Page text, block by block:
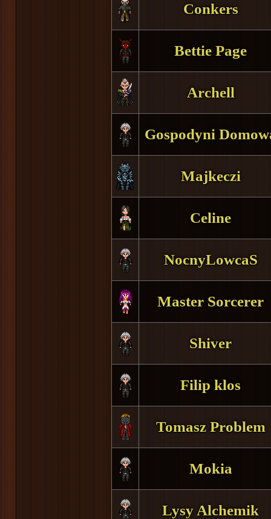
Conkers
Bettie Page
Archell
Gospodyni
Majkeczi
Celine
NocnyLowcaS
Master Sorcerer
Shiver
Filip klos
Tomasz Problem
Mokia
Lysy Alchemik